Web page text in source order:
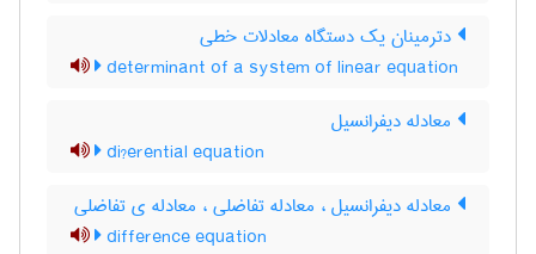
دترمینان یک دستگاه معادلات خطی
determinant of a system of linear equation
معادله دیفرانسیل
di?erential equation
معادله دیفرانسیل ، معادله تفاضلی ، معادله ی تفاضلی
difference equation